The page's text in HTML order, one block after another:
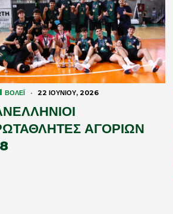
ΒΌΛΕΪ · 22 ΙΟΥΝΊΟΥ, 2026
ΑΓΟΡΙΩΝ